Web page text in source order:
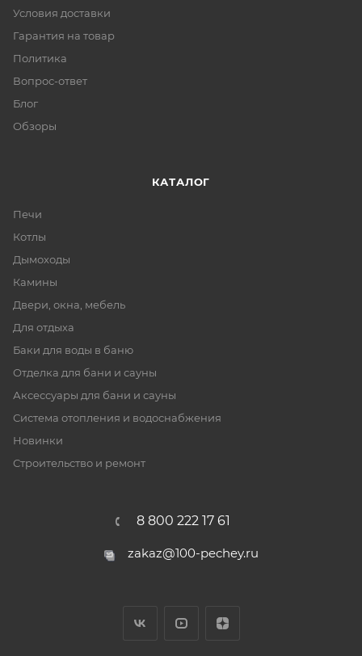
Условия доставки
Гарантия на товар
Политика
Вопрос-ответ
Блог
Обзоры
КАТАЛОГ
Печи
Котлы
Дымоходы
Камины
Двери, окна, мебель
Для отдыха
Баки для воды в баню
Отделка для бани и сауны
Аксессуары для бани и сауны
Система отопления и водоснабжения
Новинки
Строительство и ремонт
8 800 222 17 61
zakaz@100-pechey.ru